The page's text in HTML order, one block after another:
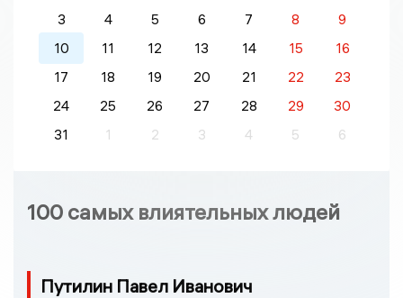
3
4 5 6 7 8
9
10
11 12 13 14 15
16
17
18 19 20 21 22
23
24
25 26 27 28 29
30
31
1 2 3 4 5 6
100 самых влиятельных людей
Путилин Павел Иванович